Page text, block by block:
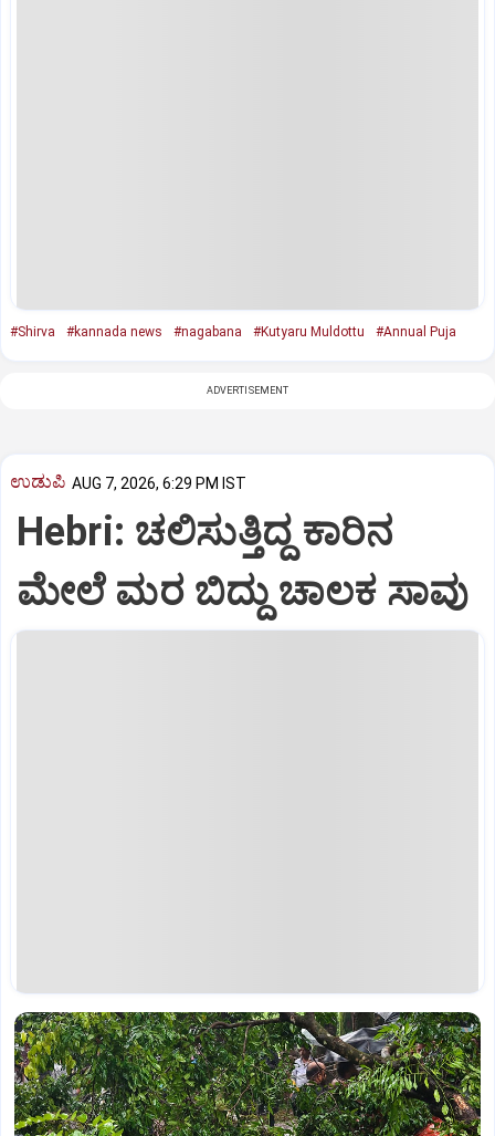
#Shirva #kannada news #nagabana #Kutyaru Muldottu #Annual Puja
ADVERTISEMENT
ಉಡುಪಿ AUG 7, 2026, 6:29 PM IST
Hebri: ಚಲಿಸುತ್ತಿದ್ದ ಕಾರಿನ
ಮೇಲೆ ಮರ ಬಿದ್ದು ಚಾಲಕ ಸಾವು